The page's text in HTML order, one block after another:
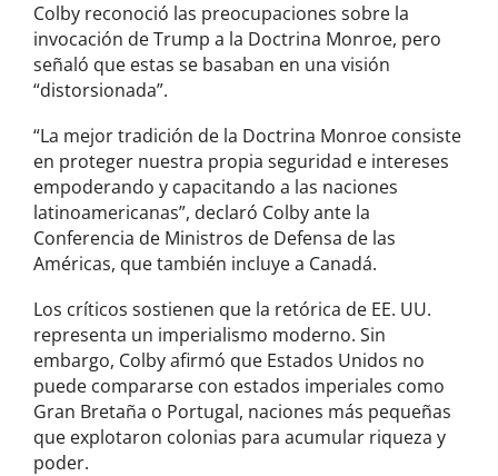
Colby reconoció las preocupaciones sobre la
invocación de Trump a la Doctrina Monroe, pero
señaló que estas se basaban en una visión
“distorsionada”.
“La mejor tradición de la Doctrina Monroe consiste
en proteger nuestra propia seguridad e intereses
empoderando y capacitando a las naciones
latinoamericanas”, declaró Colby ante la
Conferencia de Ministros de Defensa de las
Américas, que también incluye a Canadá.
Los críticos sostienen que la retórica de EE. UU.
representa un imperialismo moderno. Sin
embargo, Colby afirmó que Estados Unidos no
puede compararse con estados imperiales como
Gran Bretaña o Portugal, naciones más pequeñas
que explotaron colonias para acumular riqueza y
poder.